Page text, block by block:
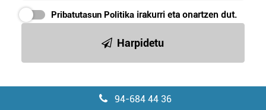
Pribatutasun Politika irakurri eta onartzen dut.
Harpidetu
94-684 44 36